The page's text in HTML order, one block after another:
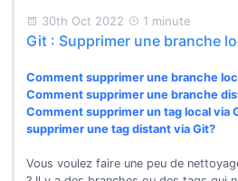
30th Oct 2022 1 minute
Git : Supprimer une branche
Comment supprimer une branche
Comment supprimer une branche
Comment supprimer un tag local via
supprimer une tag distant via Git?
Vous voulez faire une peu de